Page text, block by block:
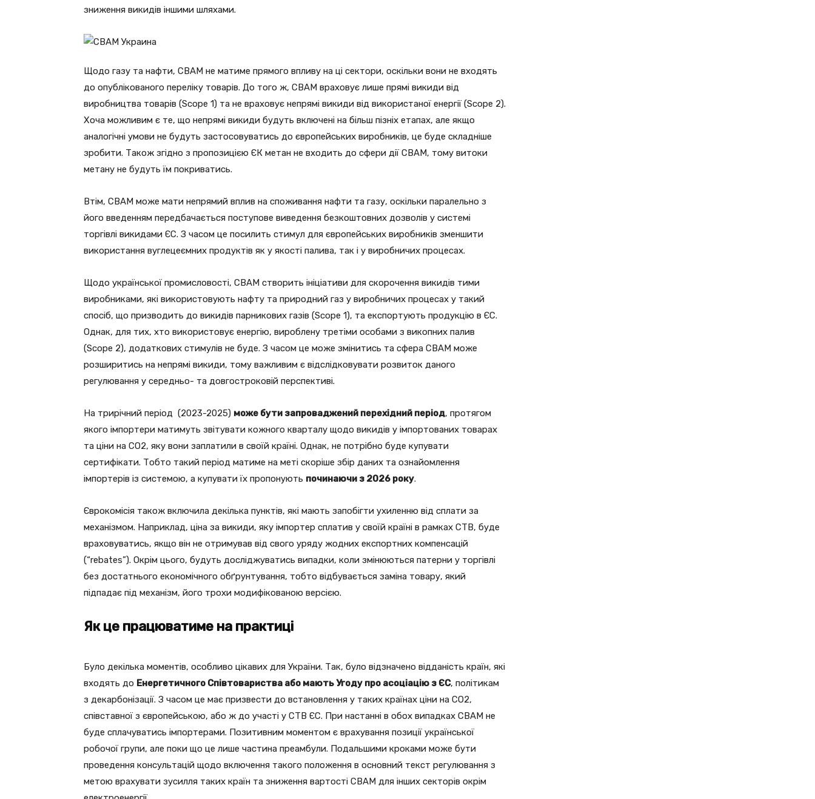
зниження викидів іншими шляхами.
Щодо ​​газу та нафти, СВАМ не матиме прямого впливу на ці сектори, оскільки вони не входять
до опублікованого переліку товарів. До того ж, СВАМ враховує лише прямі викиди від
виробництва товарів (Scope 1) та не враховує непрямі викиди від використаної енергії (Scope 2).
Хоча можливим є те, що непрямі викиди будуть включені на більш пізніх етапах, але якщо
аналогічні умови не будуть застосовуватись до європейських виробників, це буде складніше
зробити. Також згідно з пропозицією ЄК метан не входить до сфери дії СВАМ, тому витоки
метану не будуть їм покриватись.
Втім, СВАМ може мати непрямий вплив на споживання нафти та газу, оскільки паралельно з
його введенням передбачається поступове виведення безкоштовних дозволів у системі
торгівлі викидами ЄС. З часом це посилить стимул для європейських виробників зменшити
використання вуглецеємних продуктів як у якості палива, так і у виробничих процесах.
Щодо української промисловості, СВАМ створить ініціативи для скорочення викидів тими
виробниками, які використовують нафту та природний газ у виробничих процесах у такий
спосіб, що призводить до викидів парникових газів (Scope 1), та експортують продукцію в ЄС.
Однак, для тих, хто використовує енергію, вироблену третіми особами з викопних палив
(Scope 2), додаткових стимулів не буде. З часом це може змінитись та сфера СВАМ може
розширитись на непрямі викиди, тому важливим є відслідковувати розвиток даного
регулювання у середньо- та довгостроковій перспективі.
На трирічний період (2023-2025) може бути запроваджений перехідний період, протягом
якого імпортери матимуть звітувати кожного кварталу щодо викидів у імпортованих товарах
та ціни на СО2, яку вони заплатили в своїй країні. Однак, не потрібно буде купувати
сертифікати. Тобто такий період матиме на меті скоріше збір даних та ознайомлення
імпортерів із системою, а купувати їх пропонують починаючи з 2026 року.
Єврокомісія також включила декілька пунктів, які мають запобігти ухиленню від сплати за
механізмом. Наприклад, ціна за викиди, яку імпортер сплатив у своїй країні в рамках СТВ, буде
враховуватись, якщо він не отримував від свого уряду жодних експортних компенсацій
(“rebates”). Окрім цього, будуть досліджуватись випадки, коли змінюються патерни у торгівлі
без достатнього економічного обґрунтування, тобто відбувається заміна товару, який
підпадає під механізм, його трохи модифікованою версією.
Як це працюватиме на практиці
Було декілька моментів, особливо цікавих для України. Так, було відзначено відданість країн, які
входять до Енергетичного Співтовариства або мають Угоду про асоціацію з ЄС, політикам
з декарбонізації. З часом це має призвести до встановлення у таких країнах ціни на СО2,
співставної з європейською, або ж до участі у СТВ ЄС. При настанні в обох випадках СВАМ не
буде сплачуватись імпортерами. Позитивним моментом є врахування позиції української
робочої групи, але поки що це лише частина преамбули. Подальшими кроками може бути
проведення консультацій щодо включення такого положення в основний текст регулювання з
метою врахувати зусилля таких країн та зниження вартості СВАМ для інших секторів окрім